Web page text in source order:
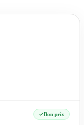
Bon prix